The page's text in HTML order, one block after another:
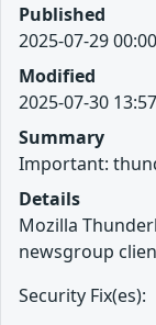
Published
2025-07-29 00:00
Modified
2025-07-30 13:57
Summary
Important:
Details
Mozilla
newsgroup
Security Fix(es):